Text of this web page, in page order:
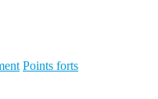
Points forts